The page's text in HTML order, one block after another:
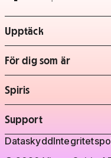
Upptäck
– klicka för att
För dig som är
– klicka för att
Spiris
– klicka för att
Support
– klicka för att
Juridisk
Dataskydd